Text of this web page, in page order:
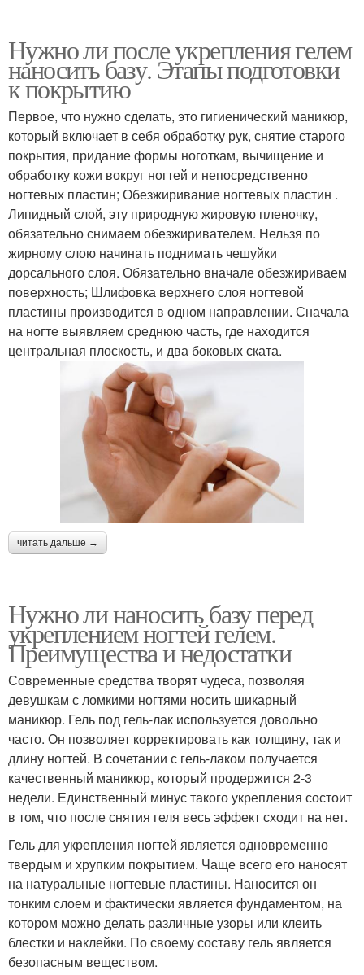
Нужно ли после укрепления гелем
наносить базу. Этапы подготовки
к покрытию
Первое, что нужно сделать, это гигиенический маникюр,
который включает в себя обработку рук, снятие старого
покрытия, придание формы ноготкам, вычищение и
обработку кожи вокруг ногтей и непосредственно
ногтевых пластин; Обезжиривание ногтевых пластин .
Липидный слой, эту природную жировую пленочку,
обязательно снимаем обезжиривателем. Нельзя по
жирному слою начинать поднимать чешуйки
дорсального слоя. Обязательно вначале обезжириваем
поверхность; Шлифовка верхнего слоя ногтевой
пластины производится в одном направлении. Сначала
на ногте выявляем среднюю часть, где находится
центральная плоскость, и два боковых ската.
читать дальше →
Нужно ли наносить базу перед
укреплением ногтей гелем.
Преимущества и недостатки
Современные средства творят чудеса, позволяя
девушкам с ломкими ногтями носить шикарный
маникюр. Гель под гель-лак используется довольно
часто. Он позволяет корректировать как толщину, так и
длину ногтей. В сочетании с гель-лаком получается
качественный маникюр, который продержится 2-3
недели. Единственный минус такого укрепления состоит
в том, что после снятия геля весь эффект сходит на нет.
Гель для укрепления ногтей является одновременно
твердым и хрупким покрытием. Чаще всего его наносят
на натуральные ногтевые пластины. Наносится он
тонким слоем и фактически является фундаментом, на
котором можно делать различные узоры или клеить
блестки и наклейки. По своему составу гель является
безопасным веществом.